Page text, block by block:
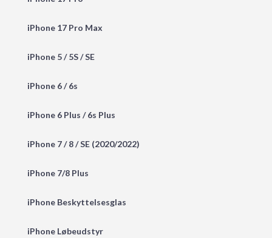
iPhone 17 Pro Max
iPhone 5 / 5S / SE
iPhone 6 / 6s
iPhone 6 Plus / 6s Plus
iPhone 7 / 8 / SE (2020/2022)
iPhone 7/8 Plus
iPhone Beskyttelsesglas
iPhone Løbeudstyr